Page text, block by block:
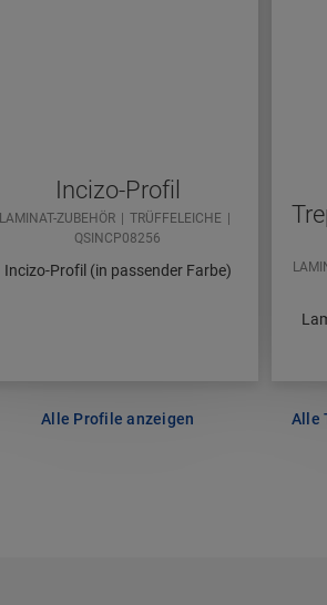
Incizo-Profil
LAMINAT-ZUBEHÖR
TRÜFFELEICHE
QSINCP08256
Incizo-Profil (in passender Farbe)
Alle Profile anzeigen
Alle